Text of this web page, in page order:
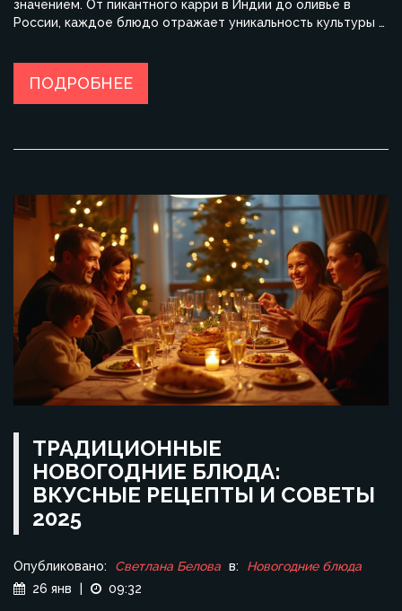
значением. От пикантного карри в Индии до оливье в
России, каждое блюдо отражает уникальность культуры и
символы они в себе несут. Окунитесь в разнообразие
вкусов и удивите гостей своими кулинарными
ПОДРОБНЕЕ
ТРАДИЦИОННЫЕ
НОВОГОДНИЕ БЛЮДА:
ВКУСНЫЕ РЕЦЕПТЫ И СОВЕТЫ
2025
Опубликовано: Светлана Белова в:
Новогодние блюда
26 янв
09:32